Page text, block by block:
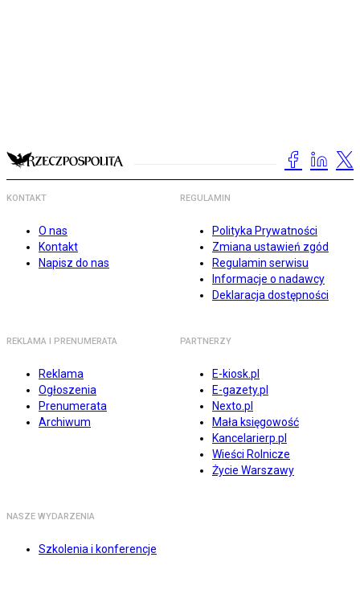
KONTAKT
O nas
Kontakt
Napisz do nas
REGULAMIN
Polityka Prywatności
Zmiana ustawień zgód
Regulamin serwisu
Informacje o nadawcy
Deklaracja dostępności
REKLAMA I PRENUMERATA
Reklama
Ogłoszenia
Prenumerata
Archiwum
PARTNERZY
E-kiosk.pl
E-gazety.pl
Nexto.pl
Mała księgowość
Kancelarierp.pl
Wieści Rolnicze
Życie Warszawy
NASZE WYDARZENIA
Szkolenia i konferencje